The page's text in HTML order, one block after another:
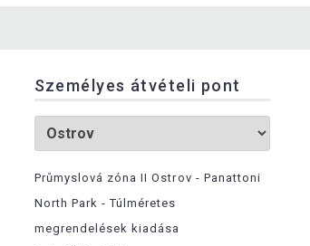
Személyes átvételi pont
Průmyslová zóna II Ostrov - Panattoni
North Park - Túlméretes
megrendelések kiadása